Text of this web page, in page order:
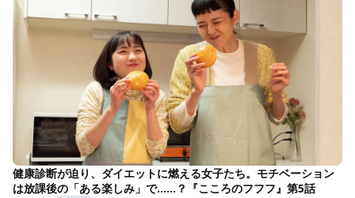
健康診断が迫り、ダイエットに燃える女子たち。モチベーション
は放課後の「ある楽しみ」で……？『こころのフフフ』第5話